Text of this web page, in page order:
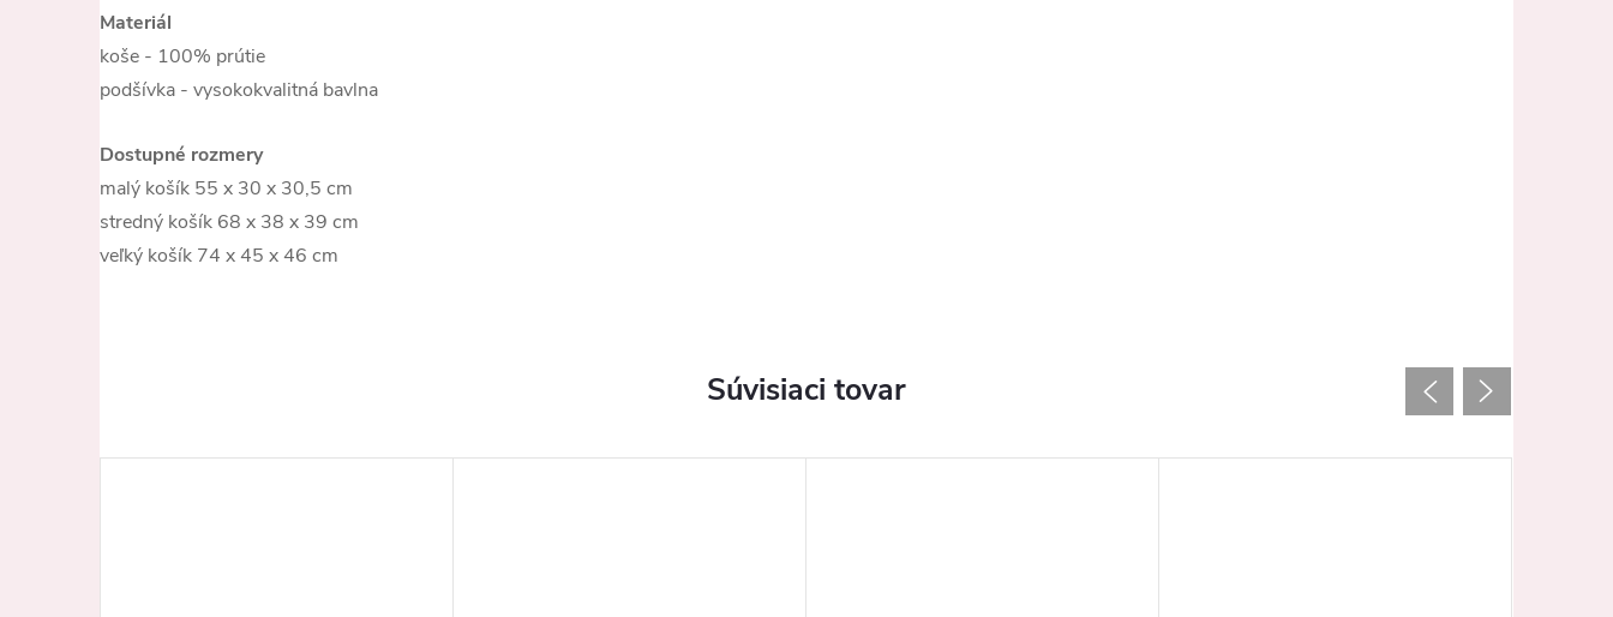
Materiál
koše - 100% prútie
podšívka - vysokokvalitná bavlna
Dostupné rozmery
malý košík 55 x 30 x 30,5 cm
stredný košík 68 x 38 x 39 cm
veľký košík 74 x 45 x 46 cm
Súvisiaci tovar